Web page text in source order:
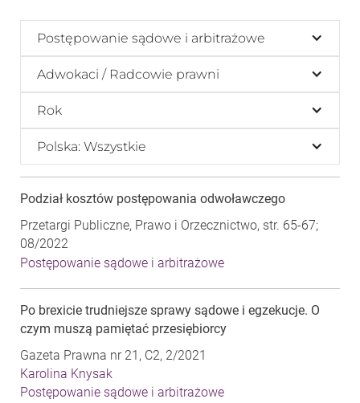
Postępowanie sądowe i arbitrażowe
Adwokaci / Radcowie prawni
Rok
Polska: Wszystkie
Podział kosztów postępowania odwoławczego
Przetargi Publiczne, Prawo i Orzecznictwo, str. 65-67;
08/2022
Postępowanie sądowe i arbitrażowe
Po brexicie trudniejsze sprawy sądowe i egzekucje. O
czym muszą pamiętać przesiębiorcy
Gazeta Prawna nr 21, C2, 2/2021
Karolina Knysak
Postępowanie sądowe i arbitrażowe